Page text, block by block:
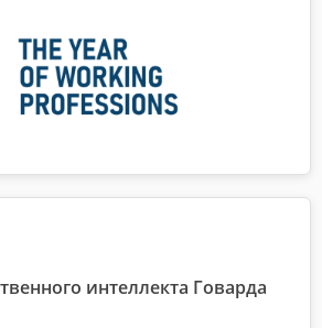
интеллекта Говарда